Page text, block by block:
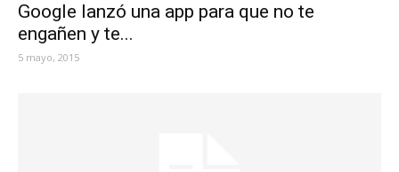
Google lanzó una app para que no te
engañen y te...
5 mayo, 2015